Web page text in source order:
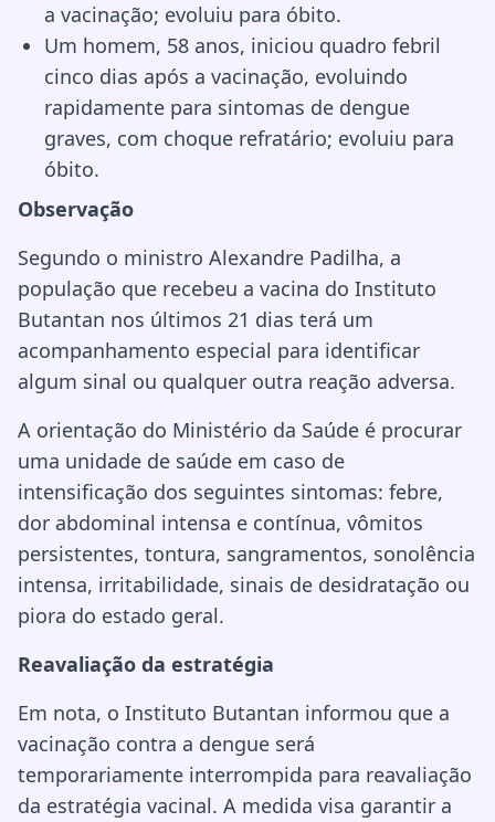
a vacinação; evoluiu para óbito.
Um homem, 58 anos, iniciou quadro febril
cinco dias após a vacinação, evoluindo
rapidamente para sintomas de dengue
graves, com choque refratário; evoluiu para
óbito.
Observação
Segundo o ministro Alexandre Padilha, a
população que recebeu a vacina do Instituto
Butantan nos últimos 21 dias terá um
acompanhamento especial para identificar
algum sinal ou qualquer outra reação adversa.
A orientação do Ministério da Saúde é procurar
uma unidade de saúde em caso de
intensificação dos seguintes sintomas: febre,
dor abdominal intensa e contínua, vômitos
persistentes, tontura, sangramentos, sonolência
intensa, irritabilidade, sinais de desidratação ou
piora do estado geral.
Reavaliação da estratégia
Em nota, o Instituto Butantan informou que a
vacinação contra a dengue será
temporariamente interrompida para reavaliação
da estratégia vacinal. A medida visa garantir a